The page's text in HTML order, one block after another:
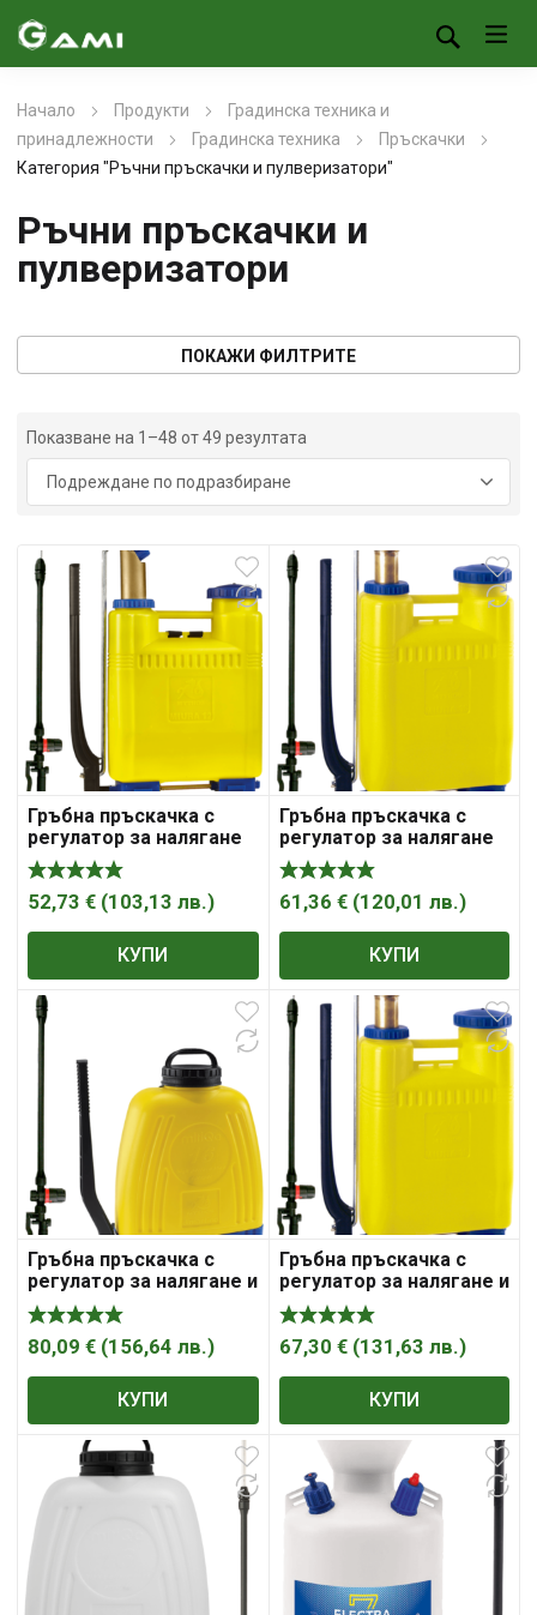
Начало Продукти
Градинска техника и
принадлежности
Градинска техника
Пръскачки
Категория "Ръчни пръскачки и пулверизатори"
Ръчни пръскачки и
пулверизатори
ПОКАЖИ ФИЛТРИТЕ
Показване на 1–48 от 49 резултата
Гръбна пръскачка с
регулатор за налягане
DiMartino Miura 12
52,73 € (103,13 лв.)
КУПИ
Гръбна пръскачка с
регулатор за налягане
DiMartino Miura 22
61,36 € (120,01 лв.)
КУПИ
Гръбна пръскачка с
регулатор за налягане и
вграден клапан
DiMartino Mitiqa
80,09 € (156,64 лв.)
КУПИ
Гръбна пръскачка с
регулатор за налягане и
месингово бутало
DiMartino Miura 16
67,30 € (131,63 лв.)
КУПИ